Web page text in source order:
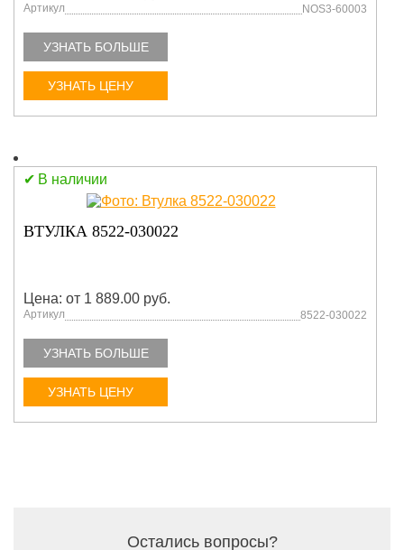
Артикул NOS3-60003
УЗНАТЬ БОЛЬШЕ
УЗНАТЬ ЦЕНУ
В наличии
ВТУЛКА 8522-030022
Цена: от 1 889.00 руб.
Артикул 8522-030022
УЗНАТЬ БОЛЬШЕ
УЗНАТЬ ЦЕНУ
Остались вопросы?